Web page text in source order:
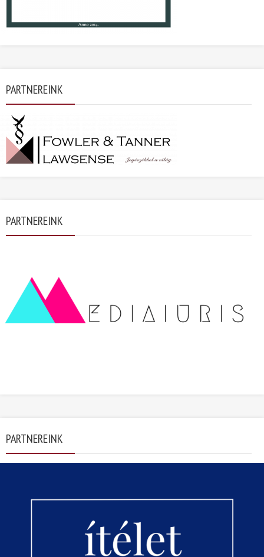
PARTNEREINK
PARTNEREINK
PARTNEREINK